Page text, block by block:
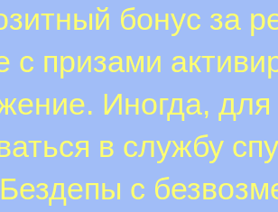
бонус за
с призами
Иногда,
в службу
с